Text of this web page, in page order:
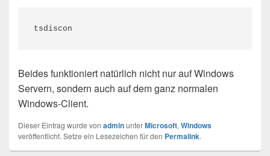
tsdiscon
Beides funktioniert natürlich nicht nur auf Windows
Servern, sondern auch auf dem ganz normalen
Windows-Client.
Dieser Eintrag wurde von adminunterMicrosoft, Windows
veröffentlicht. Setze ein Lesezeichen für den Permalink.